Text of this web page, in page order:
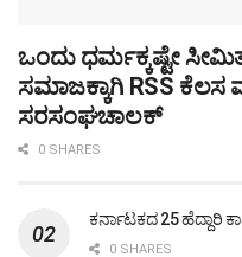
ಒಂದು ಧರ್ಮಕ್ಕಷ್ಟೇ
ಸಮಾಜಕ್ಕಾಗಿ RSS ಕೆಲಸ
ಸರಸಂಘಚಾಲಕ್
0 SHARES
ಕರ್ನಾಟಕದ 25 ಹೆದ್ದಾರಿ
0 SHARES